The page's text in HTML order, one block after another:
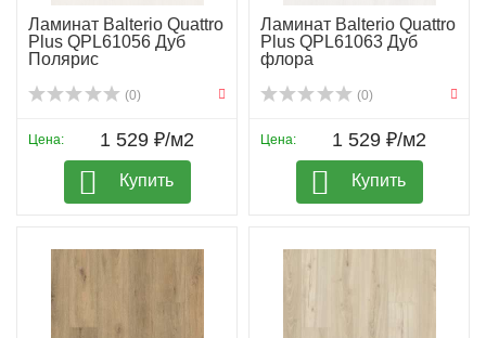
Ламинат Balterio Quattro
Plus QPL61056 Дуб
Полярис
(0)
Цена: 1 529 ₽/м2
Купить
Ламинат Balterio Quattro
Plus QPL61063 Дуб
флора
(0)
Цена: 1 529 ₽/м2
Купить